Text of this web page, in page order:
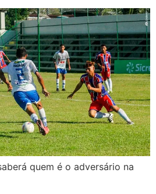
quem é o adversário na